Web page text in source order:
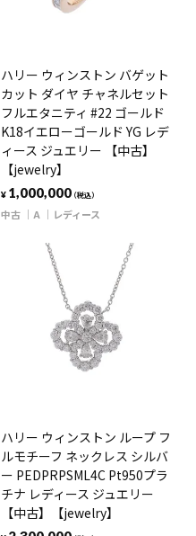
ハリー ウィンストン バゲット
カット ダイヤ チャネルセット
フルエタニティ #22 ゴールド
K18イエローゴールド YG レデ
ィース ジュエリー 【中古】
【jewelry】
¥ 1,000,000（税込）
中古 A レディース
ハリー ウィンストン ループ フ
ルモチーフ ネックレス シルバ
ー PEDPRPSML4C Pt950プラ
チナ レディース ジュエリー
【中古】【jewelry】